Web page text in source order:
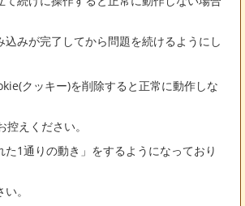
込みが完了してから問題を続けるようにし
クッキー)を削除すると正常に動作しな
えください。
た1通りの動き」をするようになっており
。